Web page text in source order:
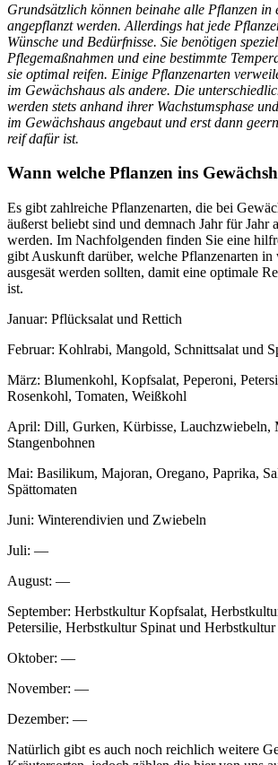
Grundsätzlich können beinahe alle Pflanzen in
angepflanzt werden. Allerdings hat jede
Wünsche und Bedürfnisse. Sie benötigen
Pflegemaßnahmen und eine bestimmte
sie optimal reifen. Einige Pflanzenarten
im Gewächshaus als andere. Die
werden stets anhand ihrer Wachstumsphase
im Gewächshaus angebaut und erst dann
reif dafür ist.
Wann welche Pflanzen ins
Es gibt zahlreiche Pflanzenarten, die bei
äußerst beliebt sind und demnach Jahr für Jahr
werden. Im Nachfolgenden finden Sie eine
gibt Auskunft darüber, welche Pflanzenarten
ausgesät werden sollten, damit eine optimale
ist.
Januar: Pflücksalat und Rettich
Februar: Kohlrabi, Mangold, Schnittsalat und
März: Blumenkohl, Kopfsalat, Peperoni,
Rosenkohl, Tomaten, Weißkohl
April: Dill, Gurken, Kürbisse, Lauchzwiebeln,
Stangenbohnen
Mai: Basilikum, Majoran, Oregano, Paprika,
Spättomaten
Juni: Winterendivien und Zwiebeln
Juli: —
August: —
September: Herbstkultur Kopfsalat,
Petersilie, Herbstkultur Spinat und
Oktober: —
November: —
Dezember: —
Natürlich gibt es auch noch reichlich weitere